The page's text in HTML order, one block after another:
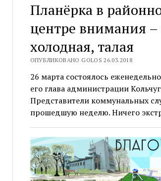
Планёрка в
центре внимания –
холодная, талая
ОПУБЛИКОВАНО GOLOS 26.03.2018
26 марта состоялось
его глава администрации
Представители коммунальных
прошедшую неделю. Ничего